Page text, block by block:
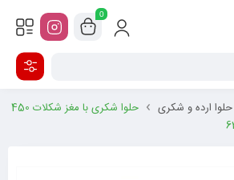
0
حلوا ارده و شکری
حلوا شکری با مغز شکلات 450